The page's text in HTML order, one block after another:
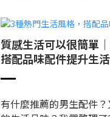
質感生活可以很簡單
搭配品味配件提升生
有什麼推薦的男生配件